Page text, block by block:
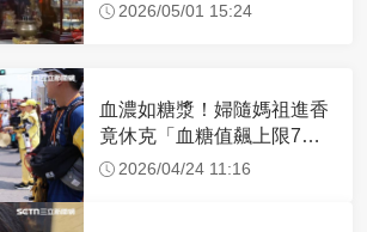
2026/05/01 15:24
血濃如糖漿！婦隨媽祖進香
竟休克「血糖值飆上限7
倍」 醫曝原因
2026/04/24 11:16